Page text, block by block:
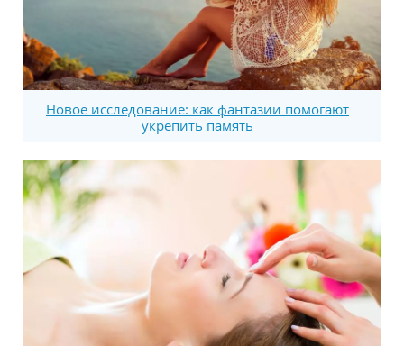
Новое исследование: как фантазии помогают
укрепить память